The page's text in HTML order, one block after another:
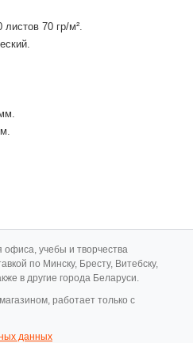
70 гр/м².
офиса, учебы и творчества
по Минску, Бресту, Витебску,
в другие города Беларуси.
работает только с
данных